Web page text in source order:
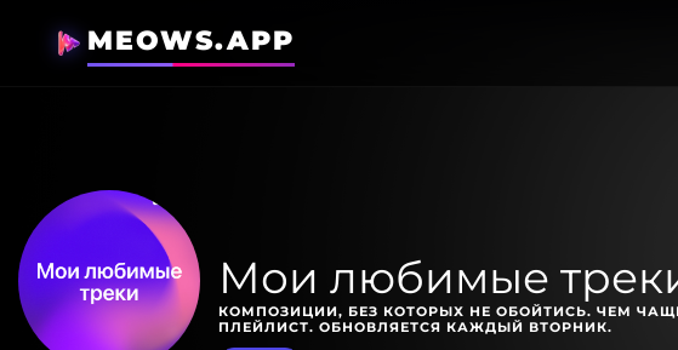
MEOWS.APP
Мои любимые
КОМПОЗИЦИИ, БЕЗ КОТОРЫХ НЕ ОБОЙТИСЬ. ЧЕМ
ПЛЕЙЛИСТ. ОБНОВЛЯЕТСЯ КАЖДЫЙ ВТОРНИК.